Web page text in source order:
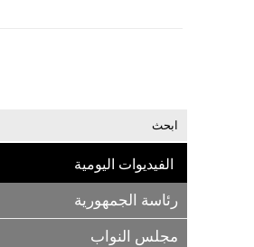
الفيديوات اليومية
رئاسة الجمهورية
مجلس النواب